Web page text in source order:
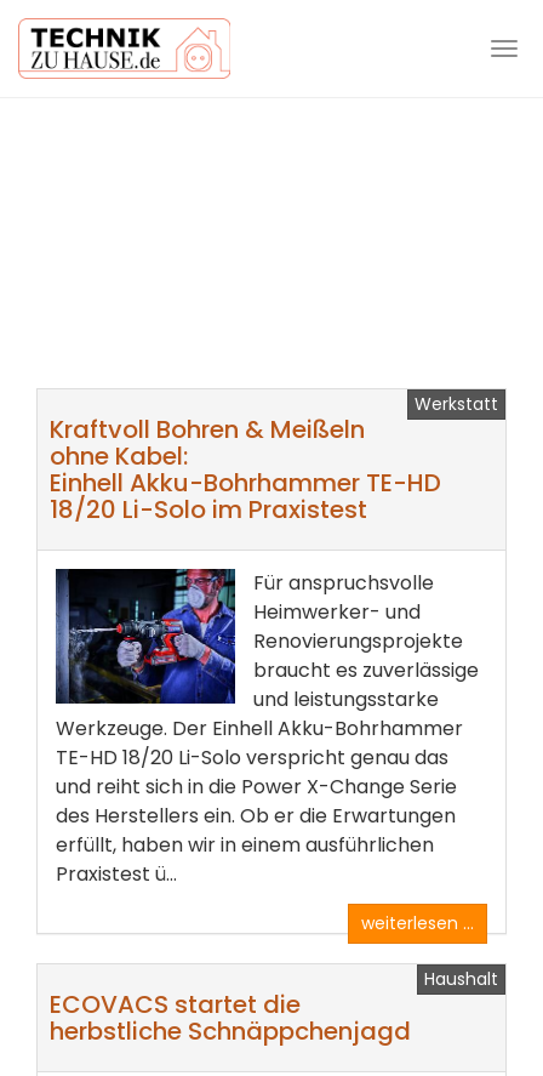
Werkstatt
Kraftvoll Bohren & Meißeln
ohne Kabel:
Einhell Akku-Bohrhammer TE-HD
18/20 Li-Solo im Praxistest
Für anspruchsvolle
Heimwerker- und
Renovierungsprojekte
braucht es zuverlässige
und leistungsstarke
Werkzeuge. Der Einhell Akku-Bohrhammer
TE-HD 18/20 Li-Solo verspricht genau das
und reiht sich in die Power X-Change Serie
des Herstellers ein. Ob er die Erwartungen
erfüllt, haben wir in einem ausführlichen
Praxistest ü...
weiterlesen ...
Haushalt
ECOVACS startet die
herbstliche Schnäppchenjagd